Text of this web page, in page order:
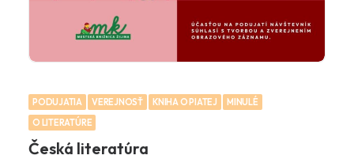
PODUJATIA VEREJNOSŤ KNIHA O PIATEJ
MINULÉ
O LITERATÚRE
Česká literatúra